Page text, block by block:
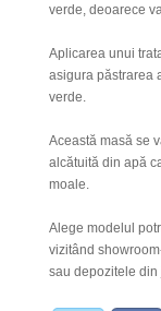
verde, deoarece
Aplicarea unui
asigura păstrarea
verde.
Această masă se
alcătuită din apă
moale.
Alege modelul
vizitând
sau depozitele